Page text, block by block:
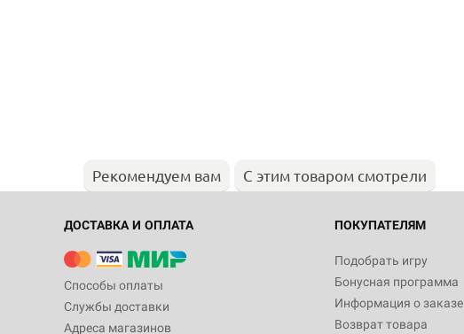
Рекомендуем вам С этим товаром смотрели
ДОСТАВКА И ОПЛАТА
Способы оплаты
Службы доставки
Адреса магазинов
ПОКУПАТЕЛЯМ
Подобрать игру
Бонусная программа
Информация о заказе
Возврат товара